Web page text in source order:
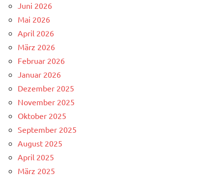
Juni 2026
Mai 2026
April 2026
März 2026
Februar 2026
Januar 2026
Dezember 2025
November 2025
Oktober 2025
September 2025
August 2025
April 2025
März 2025